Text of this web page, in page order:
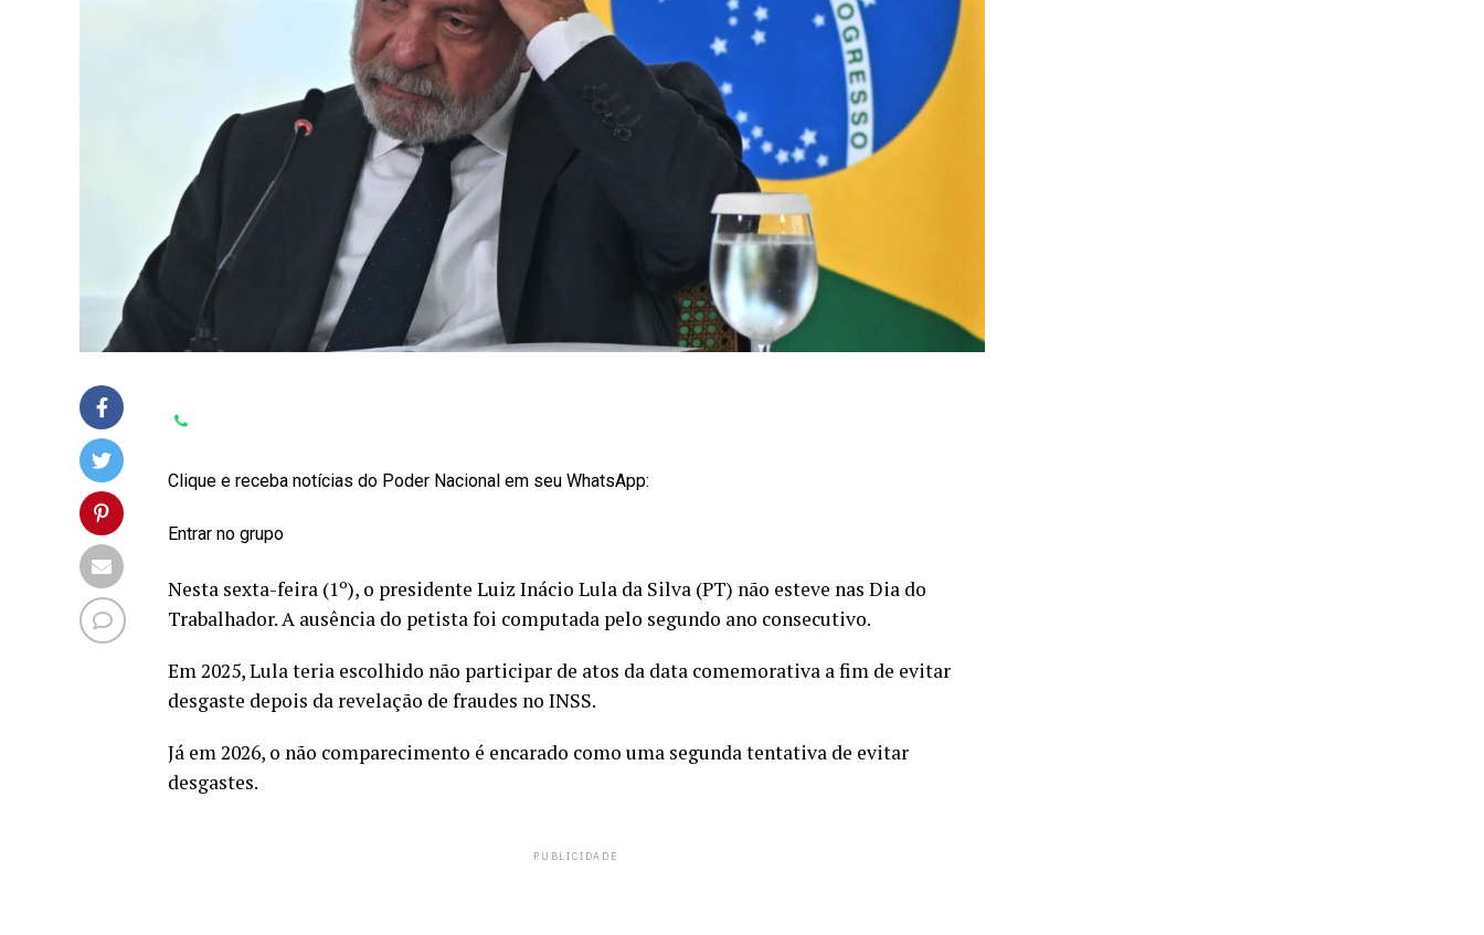
Clique e receba notícias do Poder Nacional em seu WhatsApp:
Entrar no grupo
Nesta sexta-feira (1º), o presidente Luiz Inácio Lula da Silva (PT) não esteve nas Dia do
Trabalhador. A ausência do petista foi computada pelo segundo ano consecutivo.
Em 2025, Lula teria escolhido não participar de atos da data comemorativa a fim de evitar
desgaste depois da revelação de fraudes no INSS.
Já em 2026, o não comparecimento é encarado como uma segunda tentativa de evitar
desgastes.
PUBLICIDADE